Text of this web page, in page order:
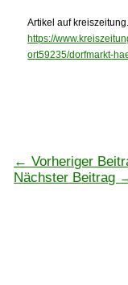
Artikel auf
https://
ort59235/dorfmarkt-
← Vorheriger
Nächster Beitrag